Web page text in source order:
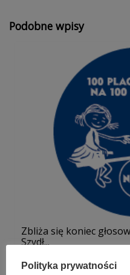
Podobne wpisy
Zbliża się koniec
Szydł...
Polityka prywatności